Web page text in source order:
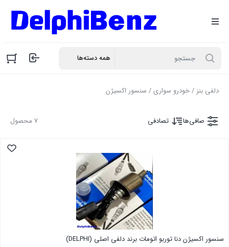
دلفی بنز /خودرو سواری/ سنسور اکسیژن
7 محصول صافی‌ها تصادفی
سنسور اکسیژن دنا توربو اتومات برند دلفی اصلی (DELPHI)